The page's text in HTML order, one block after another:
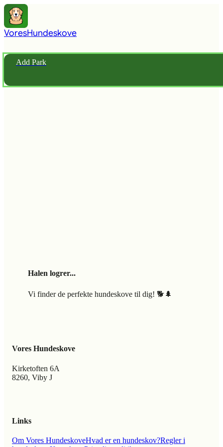
VoresHundeskove
Add Park
Halen logrer...
Vi finder de perfekte hundeskove til dig! 🐕🌲
Vores Hundeskove
Kirketoften 6A
8260, Viby J
Links
Om Vores HundeskoveHvad er en hundeskov?Regler i